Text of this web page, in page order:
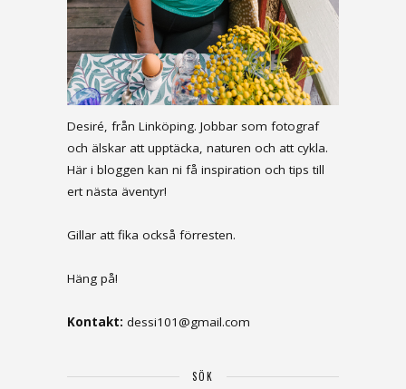
Desiré, från Linköping. Jobbar som fotograf
och älskar att upptäcka, naturen och att cykla.
Här i bloggen kan ni få inspiration och tips till
ert nästa äventyr!
Gillar att fika också förresten.
Häng på!
Kontakt: dessi101@gmail.com
SÖK